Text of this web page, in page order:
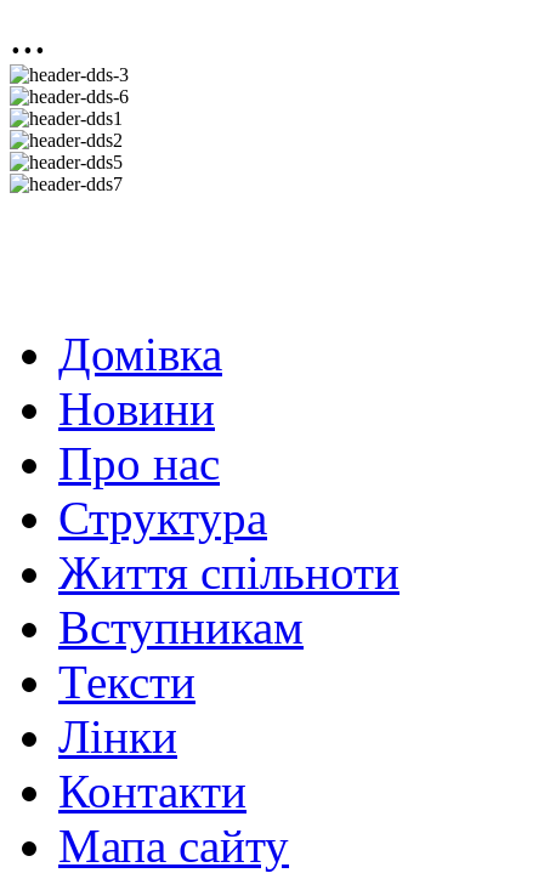
...
Домівка
Новини
Про нас
Структура
Життя спільноти
Вступникам
Тексти
Лінки
Контакти
Мапа сайту